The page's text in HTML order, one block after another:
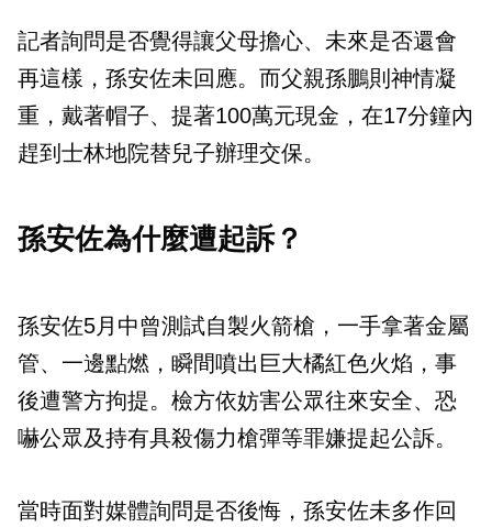
記者詢問是否覺得讓父母擔心、未來是否還會
再這樣，孫安佐未回應。而父親孫鵬則神情凝
重，戴著帽子、提著100萬元現金，在17分鐘內
趕到士林地院替兒子辦理交保。
孫安佐為什麼遭起訴？
孫安佐5月中曾測試自製火箭槍，一手拿著金屬
管、一邊點燃，瞬間噴出巨大橘紅色火焰，事
後遭警方拘提。檢方依妨害公眾往來安全、恐
嚇公眾及持有具殺傷力槍彈等罪嫌提起公訴。
當時面對媒體詢問是否後悔，孫安佐未多作回